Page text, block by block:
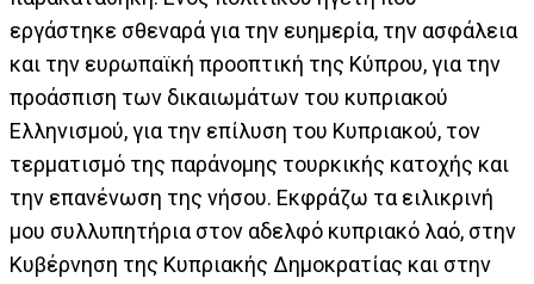
εργάστηκε σθεναρά για την ευημερία, την ασφάλεια
και την ευρωπαϊκή προοπτική της Κύπρου, για την
προάσπιση των δικαιωμάτων του κυπριακού
Ελληνισμού, για την επίλυση του Κυπριακού, τον
τερματισμό της παράνομης τουρκικής κατοχής και
την επανένωση της νήσου. Εκφράζω τα ειλικρινή
μου συλλυπητήρια στον αδελφό κυπριακό λαό, στην
Κυβέρνηση της Κυπριακής Δημοκρατίας και στην